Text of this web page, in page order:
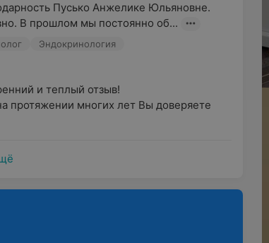
Пусько Анжелике Юльяновне.
В прошлом мы постоянно об...
Эндокринология
и теплый отзыв!
протяжении многих лет Вы доверяете